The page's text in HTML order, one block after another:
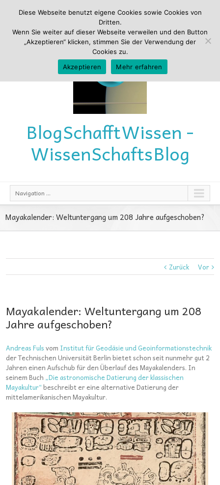
BlogSchafftWissen -
WissenSchaftsBlog
Navigation ...
Mayakalender: Weltuntergang um 208 Jahre aufgeschoben?
Zurück Vor
Mayakalender: Weltuntergang um 208
Jahre aufgeschoben?
Andreas Fulsvom Institut für Geodäsie und Geoinformationstechnik
der Technischen Universität Berlin bietet schon seit nunmehr gut 2
Jahren einen Aufschub für den Überlauf des Mayakalenders. In
seinem Buch „Die astronomische Datierung der klassischen
Mayakultur“beschreibt er eine alternative Datierung der
mittelamerikanischen Mayakultur.
Diese Webseite benutzt eigene Cookies sowie Cookies von
Dritten.
Wenn Sie weiter auf dieser Webseite verweilen und den Button
„Akzeptieren“ klicken, stimmen Sie der Verwendung der
Cookies zu.
Akzeptieren
Mehr erfahren